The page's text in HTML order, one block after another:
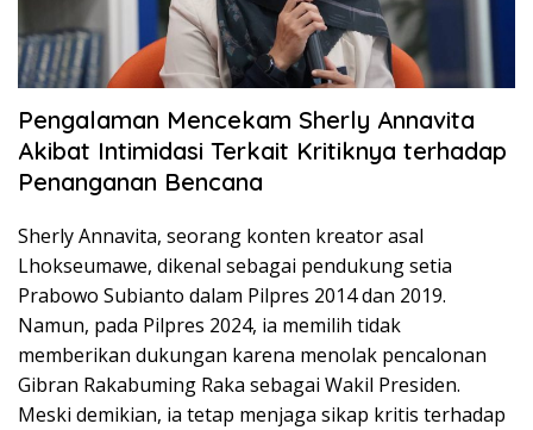
Pengalaman Mencekam Sherly Annavita
Akibat Intimidasi Terkait Kritiknya terhadap
Penanganan Bencana
Sherly Annavita, seorang konten kreator asal
Lhokseumawe, dikenal sebagai pendukung setia
Prabowo Subianto dalam Pilpres 2014 dan 2019.
Namun, pada Pilpres 2024, ia memilih tidak
memberikan dukungan karena menolak pencalonan
Gibran Rakabuming Raka sebagai Wakil Presiden.
Meski demikian, ia tetap menjaga sikap kritis terhadap